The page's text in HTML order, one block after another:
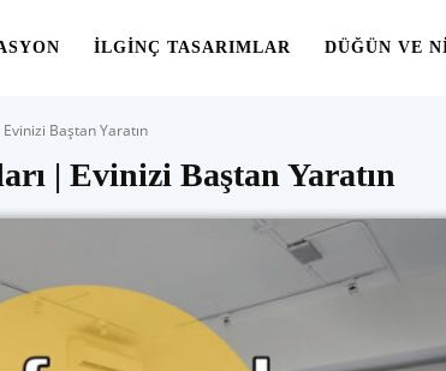
İLGINÇ TASARIMLAR DÜĞÜN VE
Baştan Yaratın
| Evinizi Baştan Yaratın